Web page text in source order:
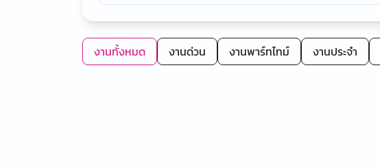
งานทั้งหมด งานด่วน งานพาร์ทไทม์ งานประจำ